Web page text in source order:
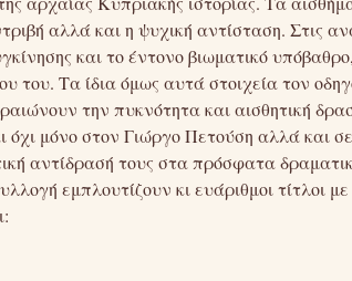
αλλά και η ψυχική αντίσταση. Στις
και το έντονο βιωματικό
του. Τα ίδια όμως αυτά στοιχεία τον
την πυκνότητα και αισθητική
μόνο στον Γιώργο Πετούση αλλά και
αντίδρασή τους στα πρόσφατα
εμπλουτίζουν κι ευάριθμοι τίτλοι με